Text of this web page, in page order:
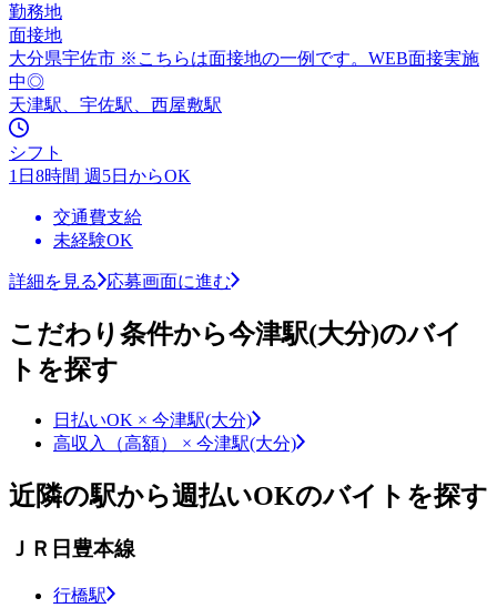
勤務地
面接地
大分県宇佐市 ※こちらは面接地の一例です。WEB面接実施
中◎
天津駅、宇佐駅、西屋敷駅
シフト
1日8時間 週5日からOK
交通費支給
未経験OK
詳細を見る 応募画面に進む
こだわり条件から今津駅(大分)のバイ
トを探す
日払いOK × 今津駅(大分)
高収入（高額） × 今津駅(大分)
近隣の駅から週払いOKのバイトを探す
ＪＲ日豊本線
行橋駅